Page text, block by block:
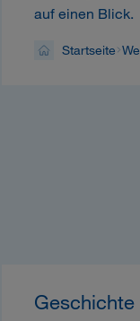
auf einen Blick.
Startseite
Geschichte